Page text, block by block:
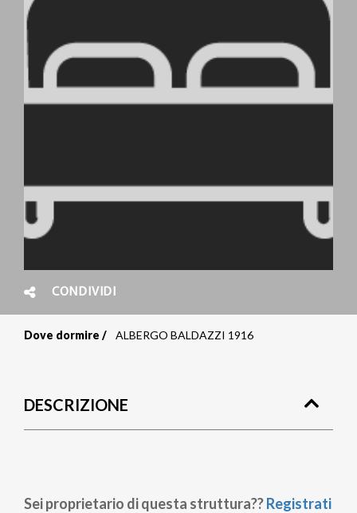
CONDIVIDI
pane
Dove dormire ALBERGO BALDAZZI 1916
DESCRIZIONE
Sei proprietario di questa struttura??Registrati